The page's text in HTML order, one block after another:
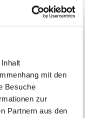
mit den
Besuche
zur
Partnern aus den